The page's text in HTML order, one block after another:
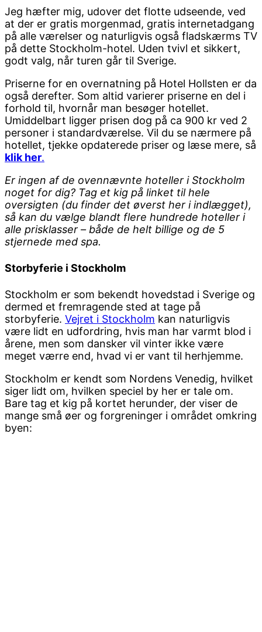
Jeg hæfter mig, udover det flotte udseende, ved
at der er gratis morgenmad, gratis internetadgang
på alle værelser og naturligvis også fladskærms TV
på dette Stockholm-hotel. Uden tvivl et sikkert,
godt valg, når turen går til Sverige.
Priserne for en overnatning på Hotel Hollsten er da
også derefter. Som altid varierer priserne en del i
forhold til, hvornår man besøger hotellet.
Umiddelbart ligger prisen dog på ca 900 kr ved 2
personer i standardværelse. Vil du se nærmere på
hotellet, tjekke opdaterede priser og læse mere, så
klik her.
Er ingen af de ovennævnte hoteller i Stockholm
noget for dig? Tag et kig på linket til hele
oversigten (du finder det øverst her i indlægget),
så kan du vælge blandt flere hundrede hoteller i
alle prisklasser – både de helt billige og de 5
stjernede med spa.
Storbyferie i Stockholm
Stockholm er som bekendt hovedstad i Sverige og
dermed et fremragende sted at tage på
storbyferie. Vejret i Stockholm kan naturligvis
være lidt en udfordring, hvis man har varmt blod i
årene, men som dansker vil vinter ikke være
meget værre end, hvad vi er vant til herhjemme.
Stockholm er kendt som Nordens Venedig, hvilket
siger lidt om, hvilken speciel by her er tale om.
Bare tag et kig på kortet herunder, der viser de
mange små øer og forgreninger i området omkring
byen: